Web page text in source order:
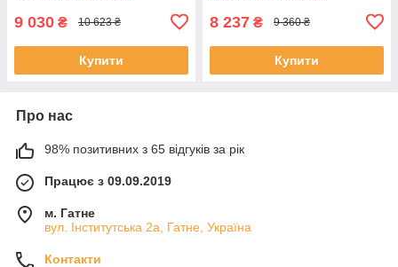
9 030 ₴ 10 623 ₴
Купити
8 237 ₴ 9 360 ₴
Купити
Про нас
98% позитивних з 65 відгуків за рік
Працює з 09.09.2019
м. Гатне
вул. Інститутська 2а, Гатне, Україна
Контакти